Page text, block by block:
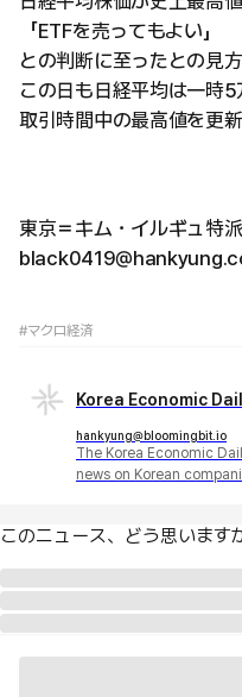
「ETFを売ってもよい」
との判断に至ったとの見
この日も日経平均は一時
取引時間中の最高値を更新
東京＝キム・イルギュ特
#マクロ経済
Korea Economic
hankyung@bloomingbit.io
The Korea Economic
news on Korean
このニュース、どう思います